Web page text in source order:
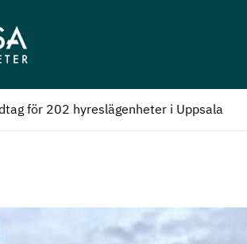
för 202 hyreslägenheter i Uppsala